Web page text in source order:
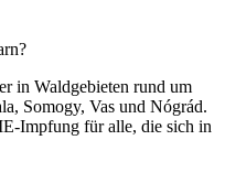
in Waldgebieten rund um
Somogy, Vas und Nógrád.
Impfung für alle, die sich in